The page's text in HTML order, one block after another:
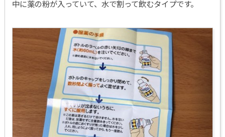
中に薬の粉が入っていて、水で割って飲むタイプです。